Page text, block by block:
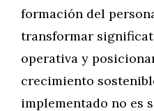
formación del
transformar
operativa y
crecimiento
implementado no es